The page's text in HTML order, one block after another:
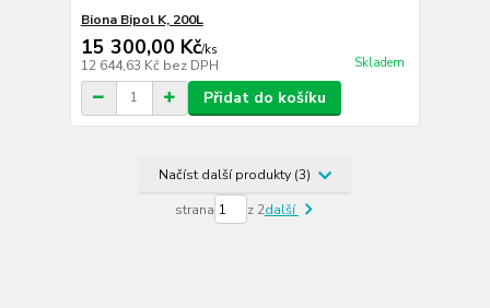
Biona Bipol K, 200L
15 300,00 Kč/ks
12 644,63 Kč bez DPH Skladem
Přidat do košíku
Načíst další produkty (3)
strana z 2další